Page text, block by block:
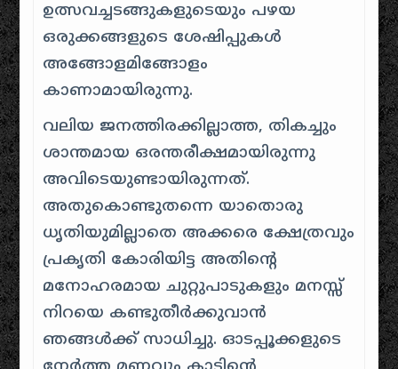
ഉത്സവച്ചടങ്ങുകളുടെയും പഴയ
ഒരുക്കങ്ങളുടെ ശേഷിപ്പുകൾ
അങ്ങോളമിങ്ങോളം
കാണാമായിരുന്നു.
വലിയ ജനത്തിരക്കില്ലാത്ത, തികച്ചും
ശാന്തമായ ഒരന്തരീക്ഷമായിരുന്നു
അവിടെയുണ്ടായിരുന്നത്.
അതുകൊണ്ടുതന്നെ യാതൊരു
ധൃതിയുമില്ലാതെ അക്കരെ ക്ഷേത്രവും
പ്രകൃതി കോരിയിട്ട അതിന്റെ
മനോഹരമായ ചുറ്റുപാടുകളും മനസ്സ്
നിറയെ കണ്ടുതീർക്കുവാൻ
ഞങ്ങൾക്ക് സാധിച്ചു. ഓടപ്പൂക്കളുടെ